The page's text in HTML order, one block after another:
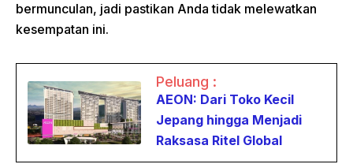
bermunculan, jadi pastikan Anda tidak melewatkan
kesempatan ini.
Peluang :
AEON: Dari Toko Kecil
Jepang hingga Menjadi
Raksasa Ritel Global